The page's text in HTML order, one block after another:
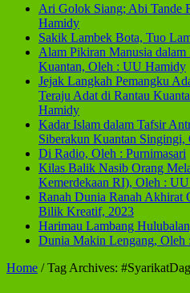
Ari Golok Siang; Abi Tande
Hamidy
Sakik Lambek Bota, Tuo
Alam Pikiran Manusia dalam
Kuantan, Oleh : UU Hamidy
Jejak Langkah Pemangku
Teraju Adat di Rantau
Hamidy
Kadar Islam dalam Tafsir
Siberakun Kuantan
Di Radio, Oleh : Purnimasari
Kilas Balik Nasib Orang
Kemerdekaan RI), Oleh :
Ranah Dunia Ranah
Bilik Kreatif, 2023
Harimau Lambang
Dunia Makin Lengang, Oleh
Home / Tag Archives: